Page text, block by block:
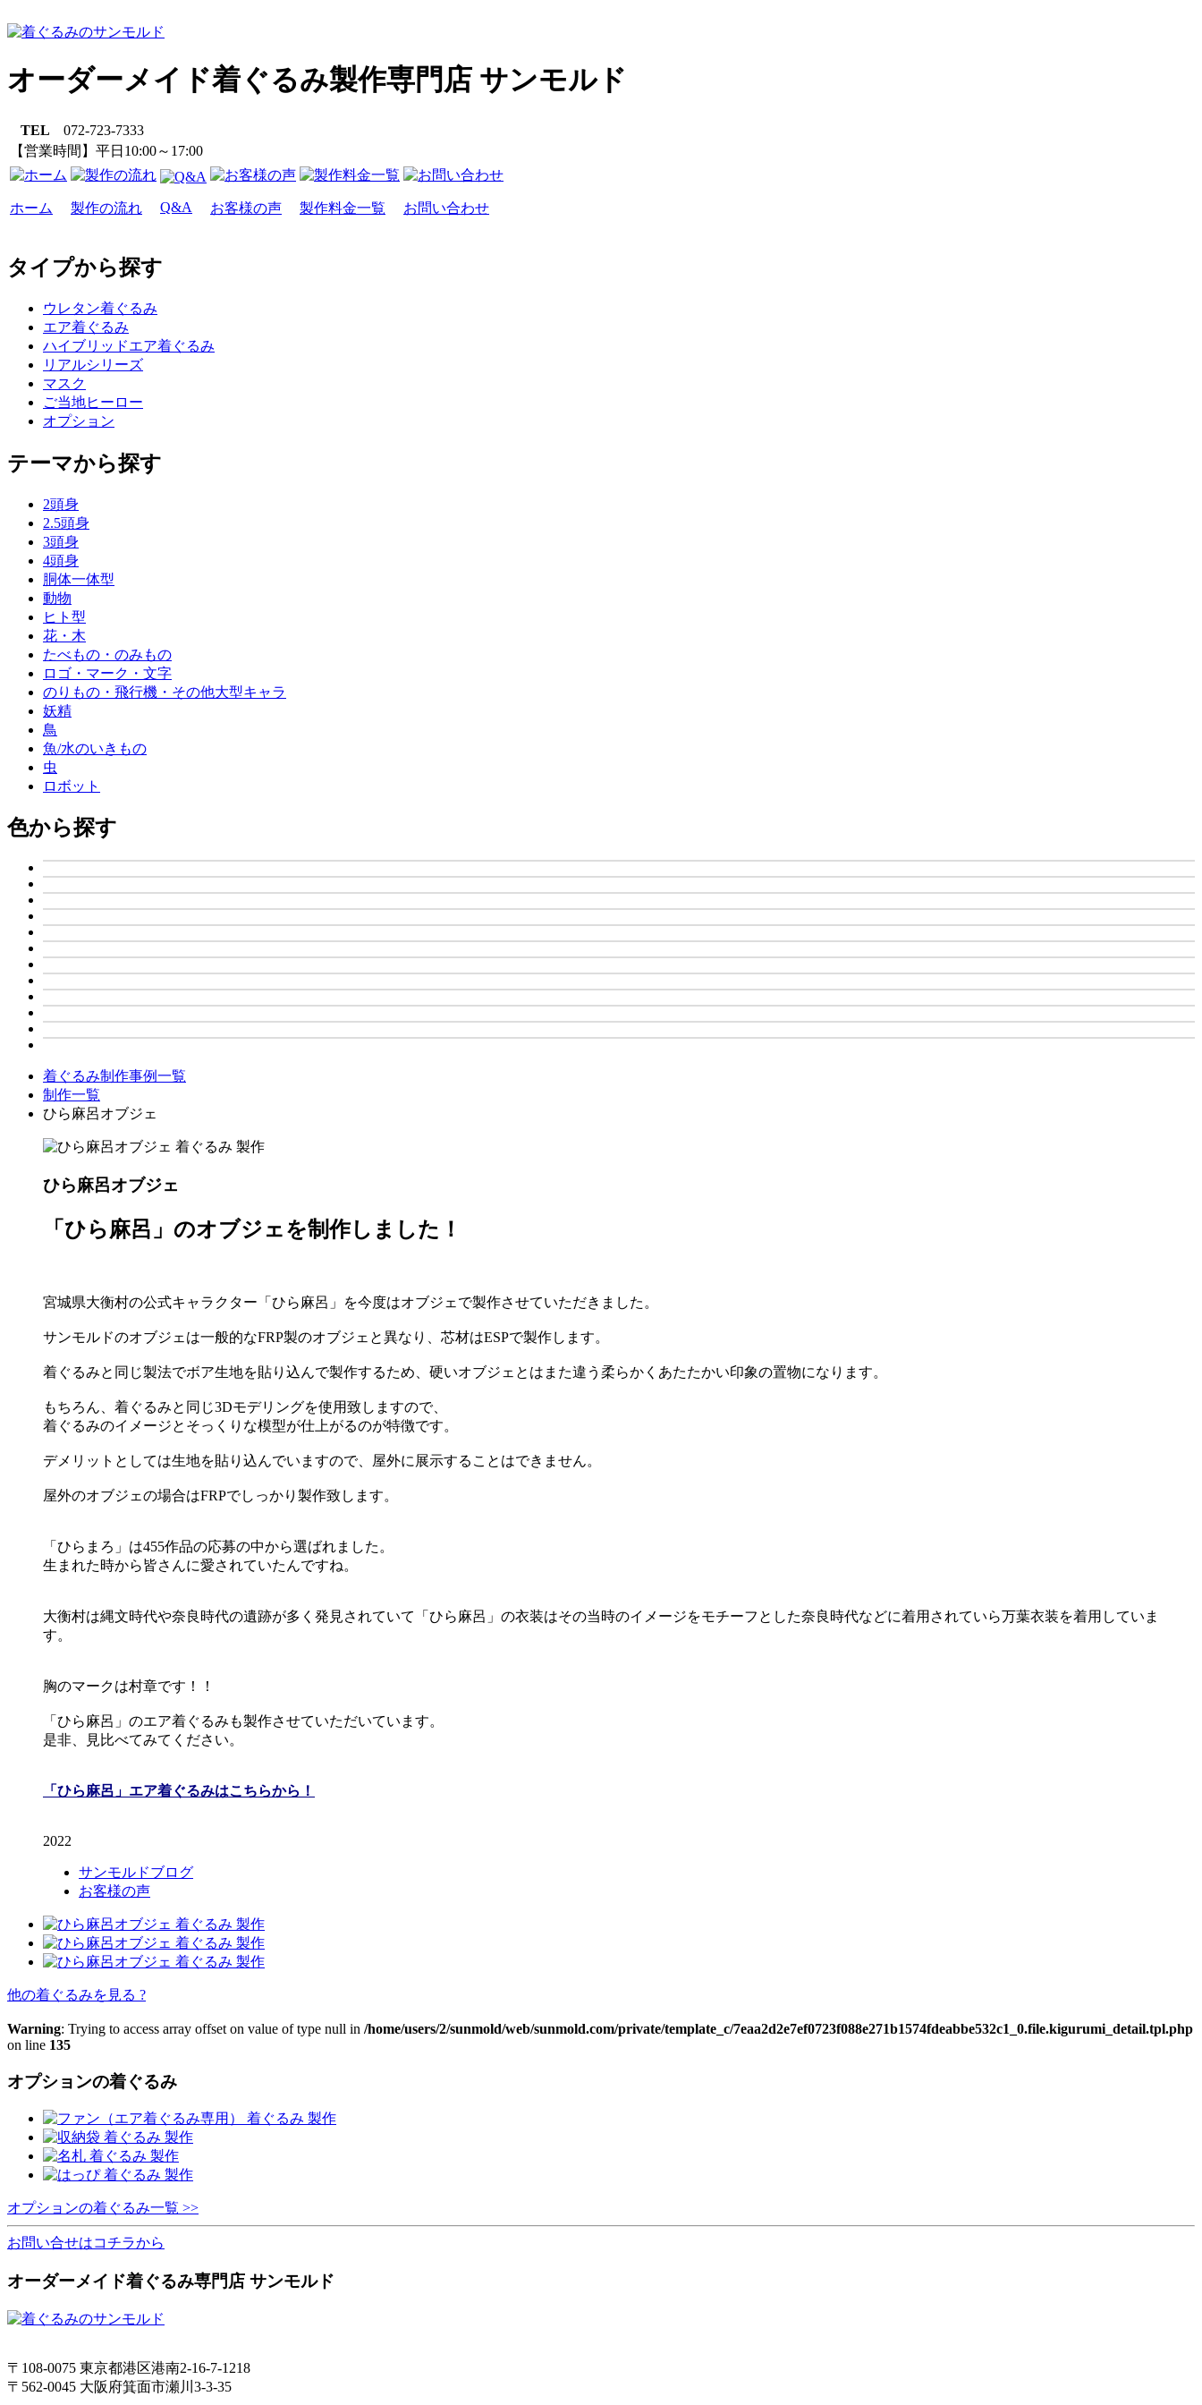
オーダーメイド着ぐるみ製作専門店 サンモルド
TEL
072-723-7333
【営業時間】平日10:00～17:00
ホーム 製作の流れ Q&A お客様の声 製作料金一覧 お問い合わせ
タイプから探す
ウレタン着ぐるみ
エア着ぐるみ
ハイブリッドエア着ぐるみ
リアルシリーズ
マスク
ご当地ヒーロー
オプション
テーマから探す
2頭身
2.5頭身
3頭身
4頭身
胴体一体型
動物
ヒト型
花・木
たべもの・のみもの
ロゴ・マーク・文字
のりもの・飛行機・その他大型キャラ
妖精
鳥
魚/水のいきもの
虫
ロボット
色から探す
着ぐるみ制作事例一覧
制作一覧
ひら麻呂オブジェ
ひら麻呂オブジェ
「ひら麻呂」のオブジェを制作しました！
宮城県大衡村の公式キャラクター「ひら麻呂」を今度はオブジェで製作させていただきました。
サンモルドのオブジェは一般的なFRP製のオブジェと異なり、芯材はESPで製作します。
着ぐるみと同じ製法でボア生地を貼り込んで製作するため、硬いオブジェとはまた違う柔らかくあたたかい印象の置物になります。
もちろん、着ぐるみと同じ3Dモデリングを使用致しますので、
着ぐるみのイメージとそっくりな模型が仕上がるのが特徴です。
デメリットとしては生地を貼り込んでいますので、屋外に展示することはできません。
屋外のオブジェの場合はFRPでしっかり製作致します。
「ひらまろ」は455作品の応募の中から選ばれました。
生まれた時から皆さんに愛されていたんですね。
大衡村は縄文時代や奈良時代の遺跡が多く発見されていて「ひら麻呂」の衣装はその当時のイメージをモチーフとした奈良時代などに着用されていら万葉衣装を着用していま
す。
胸のマークは村章です！！
「ひら麻呂」のエア着ぐるみも製作させていただいています。
是非、見比べてみてください。
「ひら麻呂」エア着ぐるみはこちらから！
2022
サンモルドブログ
お客様の声
他の着ぐるみを見る ?
Warning: Trying to access array offset on value of type null in /home/users/2/sunmold/web/sunmold.com/private/template_c/7eaa2d2e7ef0723f088e271b1574fdeabbe532c1_0.file.kigurumi_detail.tpl.php
on line 135
オプションの着ぐるみ
オプションの着ぐるみ一覧 >>
お問い合せはコチラから
オーダーメイド着ぐるみ専門店 サンモルド
〒108-0075 東京都港区港南2-16-7-1218
〒562-0045 大阪府箕面市瀬川3-3-35